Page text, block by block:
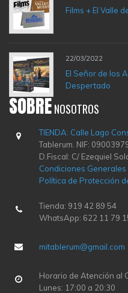
Films + El Valle
22/03/2022
El Señor de los
Despertado
SOBRENOSOTROS
TIENDA: Calle Lago
Tablerum. NIF:
D.Fiscal: C/ Ezequiel
Condiciones Generales
Política de Protección
Tienda: 919 42 89 54
WhatsApp: 622 11 79
mitablerum@gmail.com
Horario de Atención al
Lunes: 17:00 a 20:30